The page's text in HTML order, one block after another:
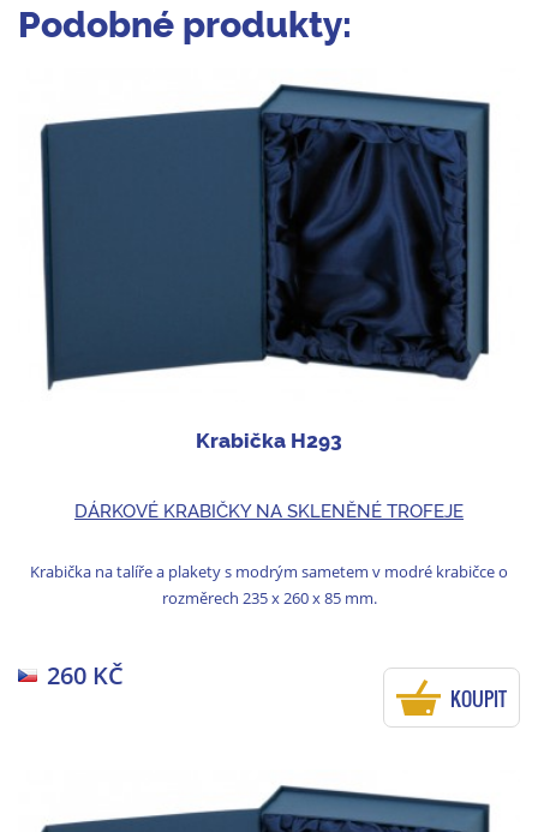
Podobné produkty:
Krabička H293
DÁRKOVÉ KRABIČKY NA SKLENĚNÉ TROFEJE
Krabička na talíře a plakety s modrým sametem v modré krabičce o
rozměrech 235 x 260 x 85 mm.
260 KČ
KOUPIT